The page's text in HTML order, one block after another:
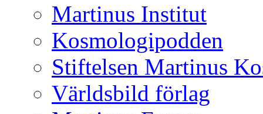
Martinus Institut
Kosmologipodden
Stiftelsen Martinus
Världsbild förlag